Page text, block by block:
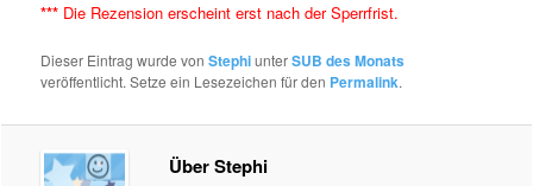
*** Die Rezension erscheint erst nach der Sperrfrist.
Dieser Eintrag wurde vonStephiunterSUB des Monats
veröffentlicht. Setze ein Lesezeichen für den Permalink.
Über Stephi